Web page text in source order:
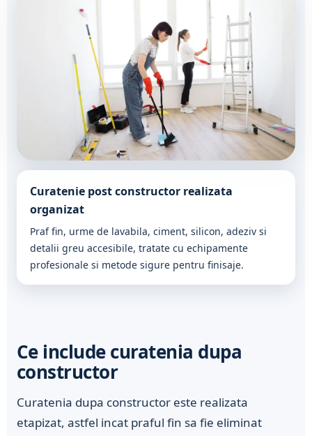
Curatenie post constructor realizata
organizat
Praf fin, urme de lavabila, ciment, silicon, adeziv si
detalii greu accesibile, tratate cu echipamente
profesionale si metode sigure pentru finisaje.
Ce include curatenia dupa
constructor
Curatenia dupa constructor este realizata
etapizat, astfel incat praful fin sa fie eliminat